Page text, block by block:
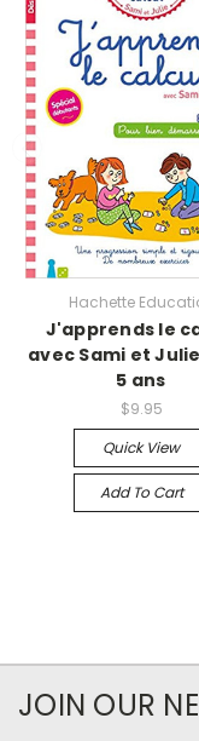
Hachette
J'apprends le
avec Sami et
5 ans
$9.95
Quick View
Add To Cart
JOIN OUR